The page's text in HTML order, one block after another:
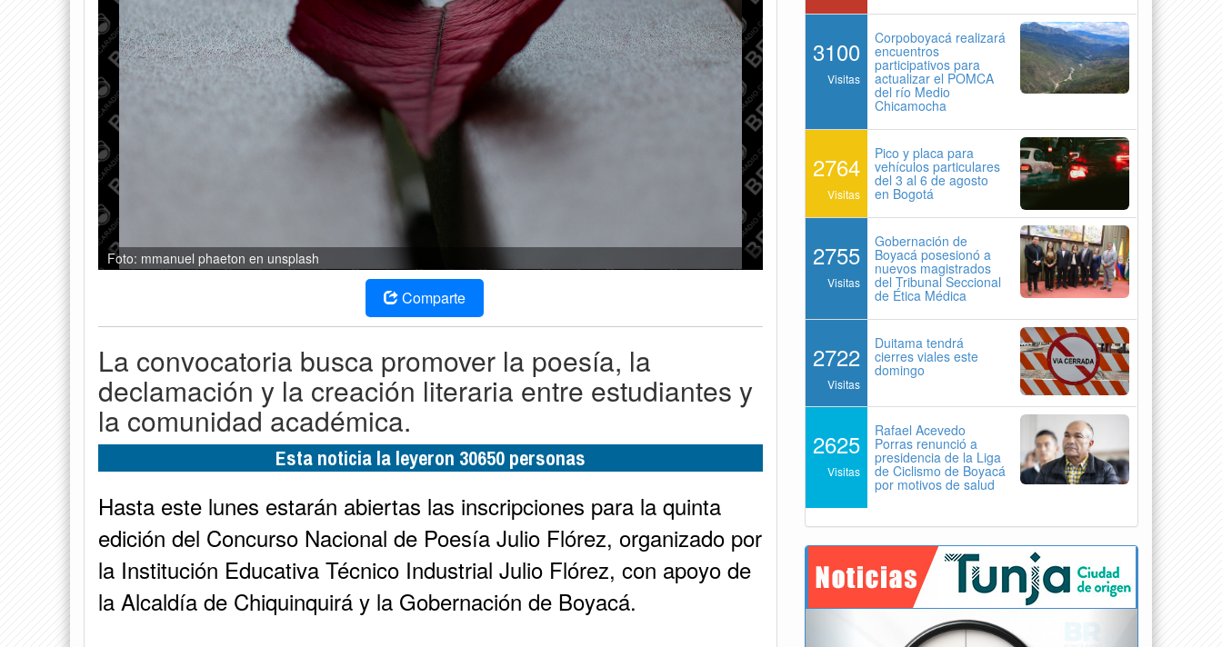
Foto: mmanuel phaeton en unsplash
Comparte
La convocatoria busca promover la poesía, la
declamación y la creación literaria entre estudiantes y
la comunidad académica.
Esta noticia la leyeron 30650 personas
Hasta este lunes estarán abiertas las inscripciones para la quinta
edición del Concurso Nacional de Poesía Julio Flórez, organizado por
la Institución Educativa Técnico Industrial Julio Flórez, con apoyo de
la Alcaldía de Chiquinquirá y la Gobernación de Boyacá.
3100
Visitas
Corpoboyacá realizará
encuentros
participativos para
actualizar el POMCA
del río Medio
Chicamocha
2764
Visitas
Pico y placa para
vehículos particulares
del 3 al 6 de agosto
en Bogotá
2755
Visitas
Gobernación de
Boyacá posesionó a
nuevos magistrados
del Tribunal Seccional
de Ética Médica
2722
Visitas
Duitama tendrá
cierres viales este
domingo
2625
Visitas
Rafael Acevedo
Porras renunció a
presidencia de la Liga
de Ciclismo de Boyacá
por motivos de salud